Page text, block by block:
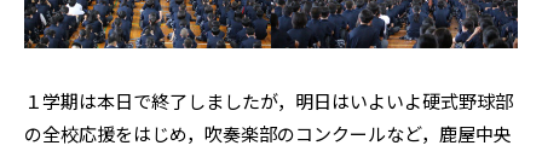
１学期は本日で終了しましたが，明日はいよいよ硬式野球部
の全校応援をはじめ，吹奏楽部のコンクールなど，鹿屋中央